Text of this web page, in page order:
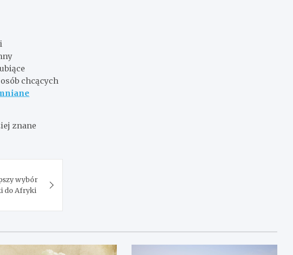
chcących
znane
wybór
do Afryki